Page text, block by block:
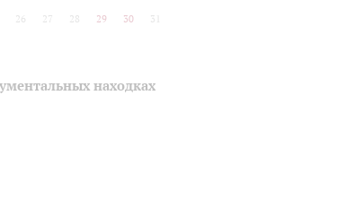
26 27 28 29 30 31
находках